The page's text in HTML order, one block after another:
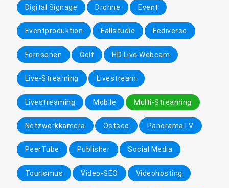
Digital Signage Drohne Event
Eventproduktion Fallstudie Fediverse
Fernsehen Golf HD Live Webcam
Live-Streaming Livestream
Livestreaming Mobile Multi-Streaming
Netzwerkkamera Ostsee PanoramaTV
PeerTube Publisher Social Media
Tourismus Video-SEO Videohosting